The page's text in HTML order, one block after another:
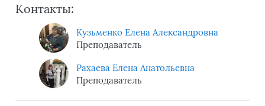
Контакты:
Кузьменко Елена Александровна
Преподаватель
Рахаева Елена Анатольевна
Преподаватель